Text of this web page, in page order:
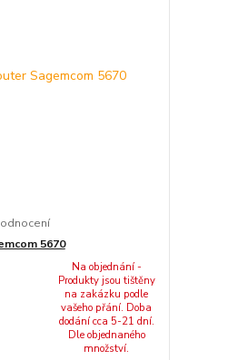
5670
Na objednání -
Produkty jsou tištěny
na zakázku podle
vašeho přání. Doba
dodání cca 5-21 dní.
Dle objednaného
množství.